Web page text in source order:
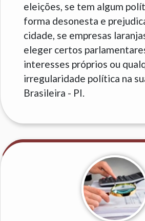
eleições, se tem algum
forma desonesta e
cidade, se empresas
eleger certos
interesses próprios ou
irregularidade política na
Brasileira - PI.